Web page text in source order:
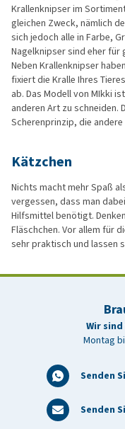
Krallenknipser im
gleichen Zweck, nämlich
sich jedoch alle in Farbe,
Nagelknipser sind eher für
Neben Krallenknipser
fixiert die Kralle Ihres
ab. Das Modell von MIkki
anderen Art zu schneiden.
Scherenprinzip, die
Kätzchen
Nichts macht mehr Spaß
vergessen, dass man
Hilfsmittel benötigt.
Fläschchen. Vor allem für
sehr praktisch und lassen
Wir
Montag
Senden
Senden